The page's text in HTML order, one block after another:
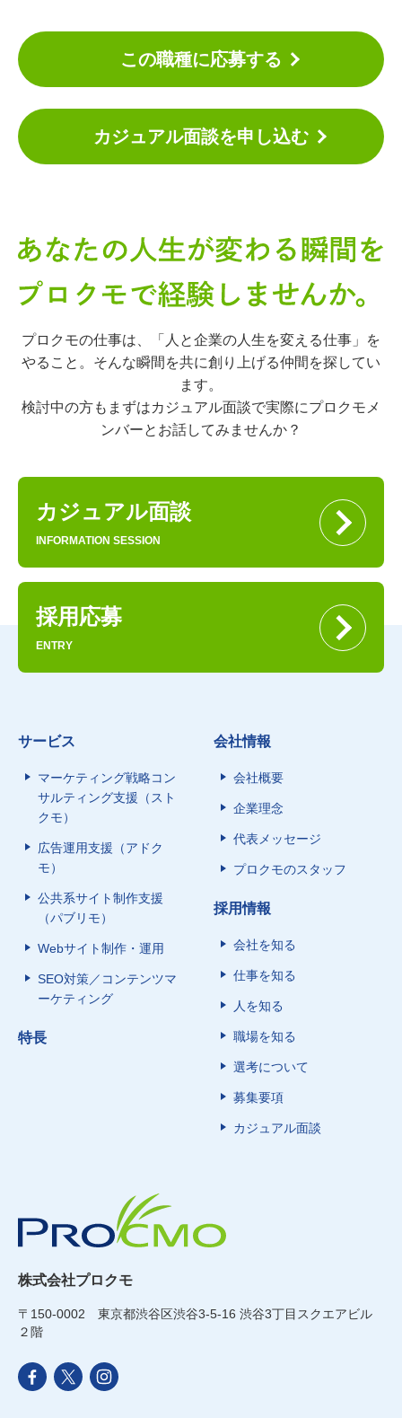
この職種に応募する
カジュアル面談を申し込む
プロクモの仕事は、「人と企業の人生を変える仕事」を
やること。そんな瞬間を共に創り上げる仲間を探してい
ます。
検討中の方もまずはカジュアル面談で実際にプロクモメ
ンバーとお話してみませんか？
カジュアル面談
INFORMATION SESSION
採用応募
ENTRY
サービス
マーケティング戦略コン
サルティング支援（スト
クモ）
広告運用支援（アドク
モ）
公共系サイト制作支援
（パブリモ）
Webサイト制作・運用
SEO対策／コンテンツマ
ーケティング
特長
会社情報
会社概要
企業理念
代表メッセージ
プロクモのスタッフ
採用情報
会社を知る
仕事を知る
人を知る
職場を知る
選考について
募集要項
カジュアル面談
株式会社プロクモ
〒150-0002 東京都渋谷区渋谷3-5-16 渋谷3丁目スクエアビル
２階